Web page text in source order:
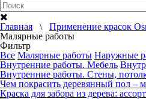
Главная \ Применение красок
Малярные работы
Фильтр
Все Малярные работы Наружные
Внутренние работы. Мебель
Внутренние работы. Стены,
Чем покрасить деревянный пол –
Краска для забора из дерева: